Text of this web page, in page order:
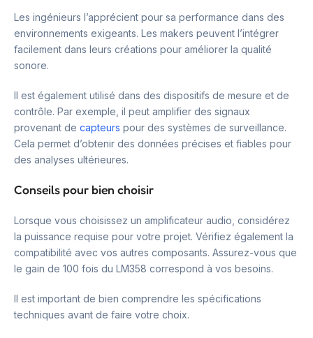
Les ingénieurs l’apprécient pour sa performance dans des
environnements exigeants. Les makers peuvent l’intégrer
facilement dans leurs créations pour améliorer la qualité
sonore.
Il est également utilisé dans des dispositifs de mesure et de
contrôle. Par exemple, il peut amplifier des signaux
provenant de capteurs pour des systèmes de surveillance.
Cela permet d’obtenir des données précises et fiables pour
des analyses ultérieures.
Conseils pour bien choisir
Lorsque vous choisissez un amplificateur audio, considérez
la puissance requise pour votre projet. Vérifiez également la
compatibilité avec vos autres composants. Assurez-vous que
le gain de 100 fois du LM358 correspond à vos besoins.
Il est important de bien comprendre les spécifications
techniques avant de faire votre choix.